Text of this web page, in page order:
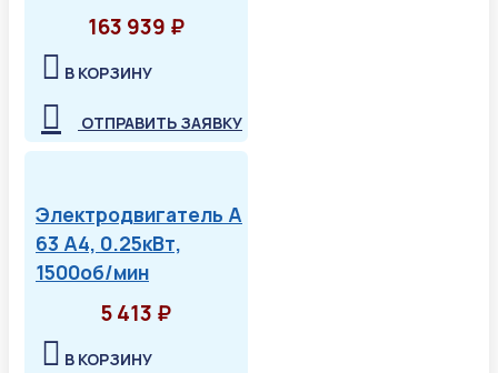
163 939 ₽
В КОРЗИНУ
ОТПРАВИТЬ ЗАЯВКУ
Электродвигатель А
63 А4, 0.25кВт,
1500об/мин
5 413 ₽
В КОРЗИНУ